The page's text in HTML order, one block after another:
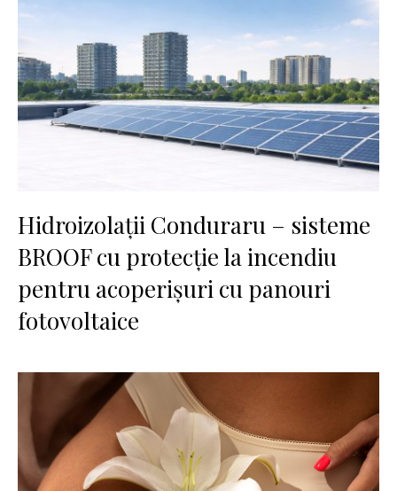
Hidroizolații Conduraru – sisteme
BROOF cu protecție la incendiu
pentru acoperișuri cu panouri
fotovoltaice